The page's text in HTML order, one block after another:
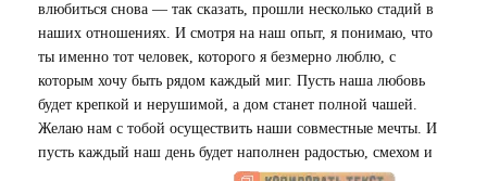
влюбиться снова — так сказать, прошли несколько стадий в
наших отношениях. И смотря на наш опыт, я понимаю, что
ты именно тот человек, которого я безмерно люблю, с
которым хочу быть рядом каждый миг. Пусть наша любовь
будет крепкой и нерушимой, а дом станет полной чашей.
Желаю нам с тобой осуществить наши совместные мечты. И
пусть каждый наш день будет наполнен радостью, смехом и